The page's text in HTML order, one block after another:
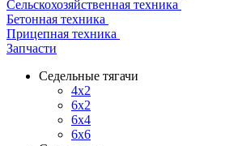
Сельскохозяйственная техника
Бетонная техника
Прицепная техника
Запчасти
Седельные тягачи
4x2
6x2
6x4
6x6